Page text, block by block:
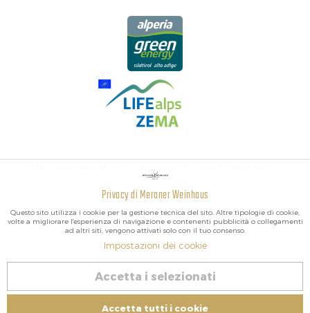
I MIGLIORI VINI DELL'ALTO ADIGE, DELL'ITALIA E DEL MONDO.
Revoca contratto
| P.IVA IT02578060218 | Bio-Certificato:
Tracciamento
attivo
Privacy di Meraner Weinhaus
Questo sito utilizza i cookie per la gestione tecnica del sito. Altre tipologie di cookie,
volte a migliorare l'esperienza di navigazione e contenenti pubblicità o collegamenti
ad altri siti, vengono attivati solo con il tuo consenso.
Impostazioni dei cookie
Accetta i selezionati
Accetta tutti i cookie